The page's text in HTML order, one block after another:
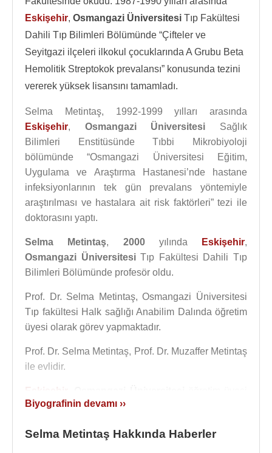
Eskişehir, Osmangazi Üniversitesi Tıp Fakültesi
Dahili Tıp Bilimleri Bölümünde “Çifteler ve
Seyitgazi ilçeleri ilkokul çocuklarında A Grubu Beta
Hemolitik Streptokok prevalansı” konusunda tezini
vererek yüksek lisansını tamamladı.
Selma Metintaş, 1992-1999 yılları arasında
Eskişehir, Osmangazi Üniversitesi Sağlık
Bilimleri Enstitüsünde Tıbbi Mikrobiyoloji
bölümünde “Osmangazi Üniversitesi Eğitim,
Uygulama ve Araştırma Hastanesi’nde hastane
infeksiyonlarının tek gün prevalans yöntemiyle
araştırılması ve hastalara ait risk faktörleri” tezi ile
doktorasını yaptı.
Selma Metintaş, 2000yılında Eskişehir,
Osmangazi ÜniversitesiTıp Fakültesi Dahili Tıp
Bilimleri Bölümünde profesör oldu.
Prof. Dr. Selma Metintaş, Osmangazi Üniversitesi
Tıp fakültesi Halk sağlığı Anabilim Dalında öğretim
üyesi olarak görev yapmaktadır.
Prof. Dr. Selma Metintaş, Prof. Dr. Muzaffer Metintaş
ile evlidir.
olan Prof. Dr.Selma Metintaş
açıklanankoronavirüsile mücadele kapsamında
Biyografinin devamı ››
Selma Metintaş Hakkında Haberler